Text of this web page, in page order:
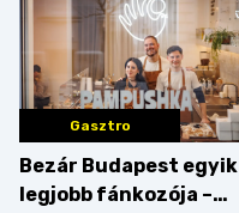
Gasztro
Bezár Budapest egyik
legjobb fánkozója –